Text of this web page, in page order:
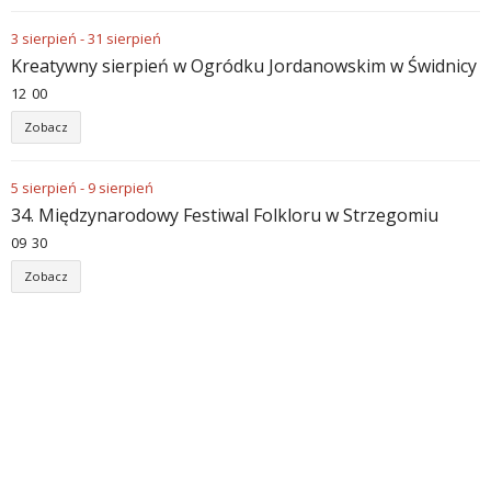
3 sierpień -31 sierpień
Kreatywny sierpień w Ogródku Jordanowskim w Świdnicy
12 00
Zobacz
5 sierpień - 9 sierpień
34. Międzynarodowy Festiwal Folkloru w Strzegomiu
09 30
Zobacz